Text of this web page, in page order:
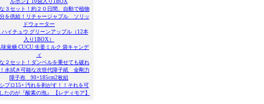
ルボン】10袋入り1BOX
３セット！約２０日間、自動で植物
を供給！リチャージャブル ソリッ
ドウォーター
ハイチュウ グリーンアップル（12本
入り1BOX）
覚糖 CUCU 生姜ミルク 袋キャンデ
ィ
２セット！ダンベルを乗せても破れ
水拭き可能な次世代障子紙 金剛力
障子布 90×185cm2枚組
プロ15+ 汚れを剥がす！！それを可
たのが『酸素の泡』 【レディモア】